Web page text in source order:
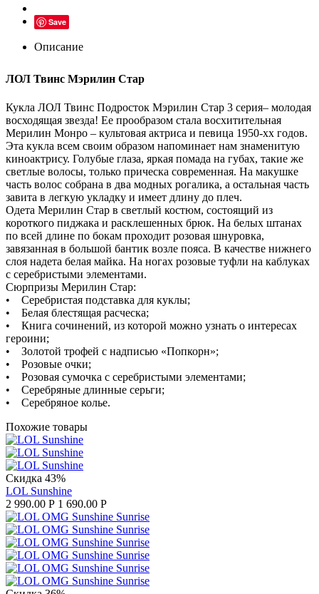
Save
Описание
ЛОЛ Твинс Мэрилин Стар
Кукла ЛОЛ Твинс Подросток Мэрилин Стар 3 серия– молодая
восходящая звезда! Ее прообразом стала восхитительная
Мерилин Монро – культовая актриса и певица 1950-хх годов.
Эта кукла всем своим образом напоминает нам знаменитую
киноактрису. Голубые глаза, яркая помада на губах, такие же
светлые волосы, только прическа современная. На макушке
часть волос собрана в два модных рогалика, а остальная часть
завита в легкую укладку и имеет длину до плеч.
Одета Мерилин Стар в светлый костюм, состоящий из
короткого пиджака и расклешенных брюк. На белых штанах
по всей длине по бокам проходит розовая шнуровка,
завязанная в большой бантик возле пояса. В качестве нижнего
слоя надета белая майка. На ногах розовые туфли на каблуках
с серебристыми элементами.
Сюрпризы Мерилин Стар:
• Серебристая подставка для куклы;
• Белая блестящая расческа;
• Книга сочинений, из которой можно узнать о интересах
героини;
• Золотой трофей с надписью «Попкорн»;
• Розовые очки;
• Розовая сумочка с серебристыми элементами;
• Серебряные длинные серьги;
• Серебряное колье.
Похожие товары
Скидка 43%
LOL Sunshine
2 990.00 Р 1 690.00 Р